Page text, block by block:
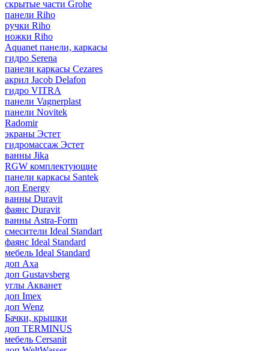
скрытые части Grohe
панели Riho
ручки Riho
ножки Riho
Aquanet панели, каркасы
гидро Serena
панели каркасы Cezares
акрил Jacob Delafon
гидро VITRA
панели Vagnerplast
панели Novitek
Radomir
экраны Эстет
гидромассаж Эстет
ванны Jika
RGW комплектующие
панели каркасы Santek
доп Energy
ванны Duravit
фаянс Duravit
ванны Astra-Form
смесители Ideal Standart
фаянс Ideal Standard
мебель Ideal Standard
доп Axa
доп Gustavsberg
углы Акванет
доп Imex
доп Wenz
Бачки, крышки
доп TERMINUS
мебель Cersanit